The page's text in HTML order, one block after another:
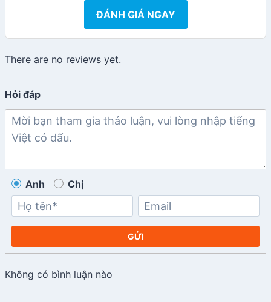
ĐÁNH GIÁ NGAY
There are no reviews yet.
Hỏi đáp
Anh Chị
GỬI
Không có bình luận nào